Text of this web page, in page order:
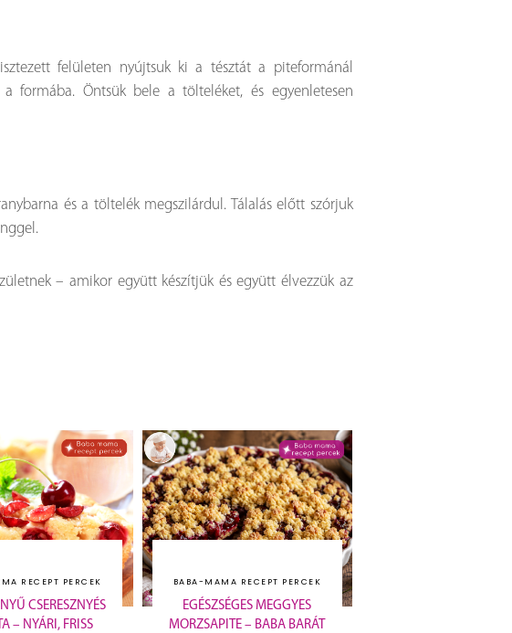
felületen nyújtsuk ki a tésztát a piteformánál
formába. Öntsük bele a tölteléket, és egyenletesen
és a töltelék megszilárdul. Tálalás előtt szórjuk
– amikor együtt készítjük és együtt élvezzük az
RECEPT PERCEK
CSERESZNYÉS
– NYÁRI, FRISS
BABA-MAMA RECEPT PERCEK
EGÉSZSÉGES MEGGYES
MORZSAPITE – BABA BARÁT